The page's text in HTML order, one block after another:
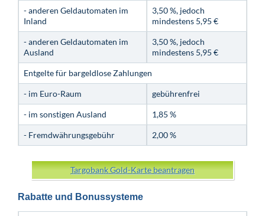
- anderen Geldautomaten im
Inland
3,50 %, jedoch
mindestens 5,95 €
- anderen Geldautomaten im
Ausland
3,50 %, jedoch
mindestens 5,95 €
Entgelte für bargeldlose Zahlungen
- im Euro-Raum gebührenfrei
- im sonstigen Ausland 1,85 %
- Fremdwährungsgebühr 2,00 %
Targobank Gold-Karte beantragen
Rabatte und Bonussysteme